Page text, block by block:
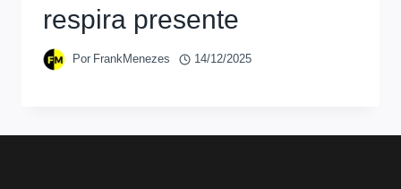
respira presente
Por FrankMenezes 14/12/2025